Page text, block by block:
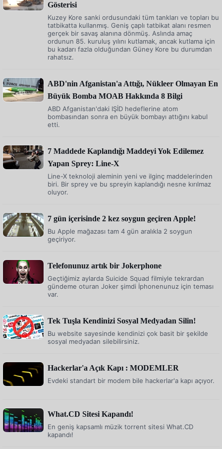
Gösterisi
Kuzey Kore sanki ordusundaki tüm tankları ve topları bu
tatbikatta kullanmış. Geniş çaplı tatbikat alanı resmen
gerçek bir savaş alanına dönmüş. Aslında amaç
ordunun 85. kuruluş yılını kutlamak, ancak kutlama için
bu kadarı fazla olduğundan Güney Kore bu durumdan
rahatsız.
ABD'nin Afganistan'a Attığı, Nükleer Olmayan En
Büyük Bomba MOAB Hakkında 8 Bilgi
ABD Afganistan'daki IŞİD hedeflerine atom
bombasından sonra en büyük bombayı attığını kabul
etti.
7 Maddede Kaplandığı Maddeyi Yok Edilemez
Yapan Sprey: Line-X
Line-X teknoloji aleminin yeni ve ilginç maddelerinden
biri. Bir sprey ve bu spreyin kaplandığı nesne kırılmaz
oluyor.
7 gün içerisinde 2 kez soygun geçiren Apple!
Bu Apple mağazası tam 4 gün aralıkla 2 soygun
geçiriyor.
Telefonunuz artık bir Jokerphone
Geçtiğimiz aylarda Suicide Squad filmiyle tekrardan
gündeme oturan Joker şimdi İphonenunuz için teması
var.
Tek Tuşla Kendinizi Sosyal Medyadan Silin!
Bu website sayesinde kendinizi çok basit bir şekilde
sosyal medyadan silebilirsiniz.
Hackerlar'a Açık Kapı : MODEMLER
Evdeki standart bir modem bile hackerlar'a kapı açıyor.
What.CD Sitesi Kapandı!
En geniş kapsamlı müzik torrent sitesi What.CD
kapandı!